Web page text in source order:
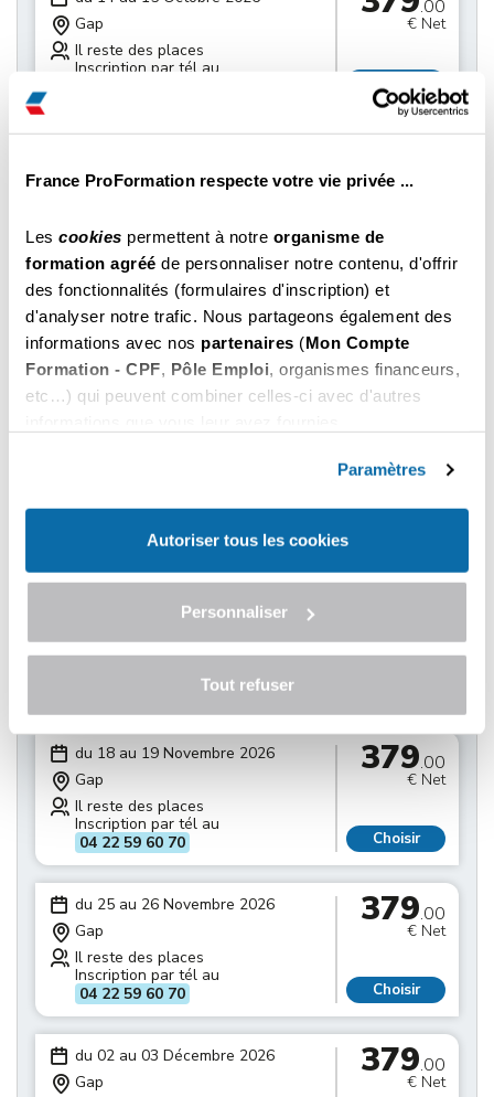
France ProFormation respecte votre vie privée ...
Les cookies permettent à notre organisme de
formation agréé de personnaliser notre contenu, d'offrir
des fonctionnalités (formulaires d'inscription) et
d'analyser notre trafic. Nous partageons également des
informations avec nos partenaires (Mon Compte
Formation - CPF, Pôle Emploi, organismes financeurs,
etc…) qui peuvent combiner celles-ci avec d'autres
Autoriser tous les cookies", vous
Paramètres
Autoriser tous les cookies
Personnaliser
Tout refuser
Gap
Il reste des places
Inscription par tél au
.00
€ Net
Choisir
Gap
04 22 59 60 70
Choisir
du 28 au 29 Octobre 2026
Gap
Il reste des places
Inscription par tél au
04 22 59 60 70
379 .00
€ Net
Il reste des places
04 22 59 60 70
379.00
€ Net
du 11 au 12 Novembre 2026
Il reste des places
du 18 au 19 Novembre 2026
Gap
Il reste des places
Inscription par tél au
04 22 59 60 70
379.00
€ Net
Choisir
du 25 au 26 Novembre 2026
Gap
Il reste des places
Inscription par tél au
04 22 59 60 70
379.00
€ Net
Choisir
du 02 au 03 Décembre 2026
Gap
379.00
€ Net